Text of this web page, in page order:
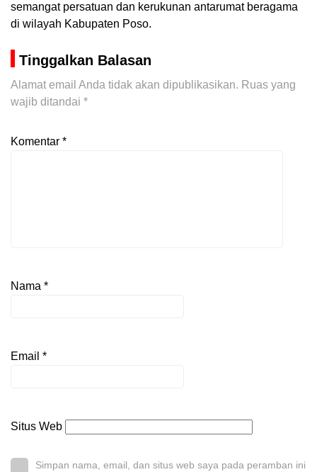
semangat persatuan dan kerukunan antarumat beragama
di wilayah Kabupaten Poso.
Tinggalkan Balasan
Alamat email Anda tidak akan dipublikasikan. Ruas yang
wajib ditandai *
Komentar *
Nama *
Email *
Situs Web
Simpan nama, email, dan situs web saya pada peramban ini